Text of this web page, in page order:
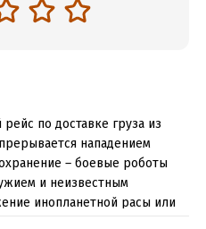
по доставке груза из
нападением
― боевые роботы
и неизвестным
инопланетной расы или